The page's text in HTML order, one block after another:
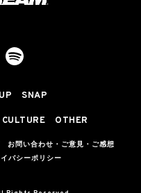
SNAP
CULTURE OTHER
お問い合わせ・ご意見・ご感想
バシーポリシー